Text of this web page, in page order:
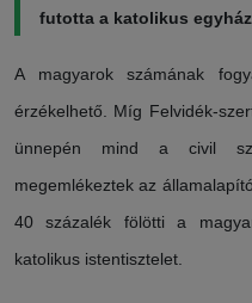
futotta a katolikus
A magyarok számának
érzékelhető. Míg Felvidék-
ünnepén mind a civil
megemlékeztek az
40 százalék fölötti a
katolikus istentisztelet.